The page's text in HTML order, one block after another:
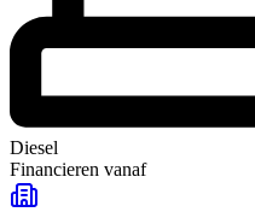
Diesel
Financieren vanaf